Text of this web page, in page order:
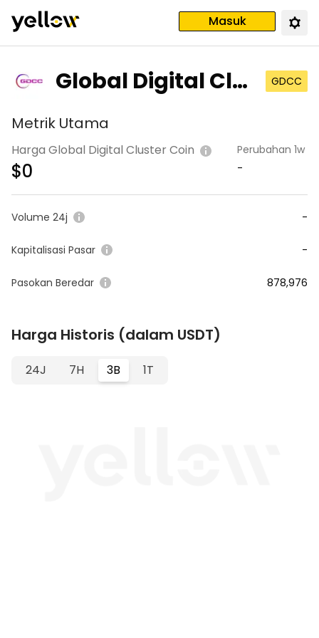
Masuk
Global Digital Clu
GDCC
Metrik Utama
Harga Global Digital Cluster Coin
$0
Perubahan 1w
-
Volume 24j -
Kapitalisasi Pasar -
Pasokan Beredar 878,976
Harga Historis (dalam USDT)
24J 7H 3B 1T